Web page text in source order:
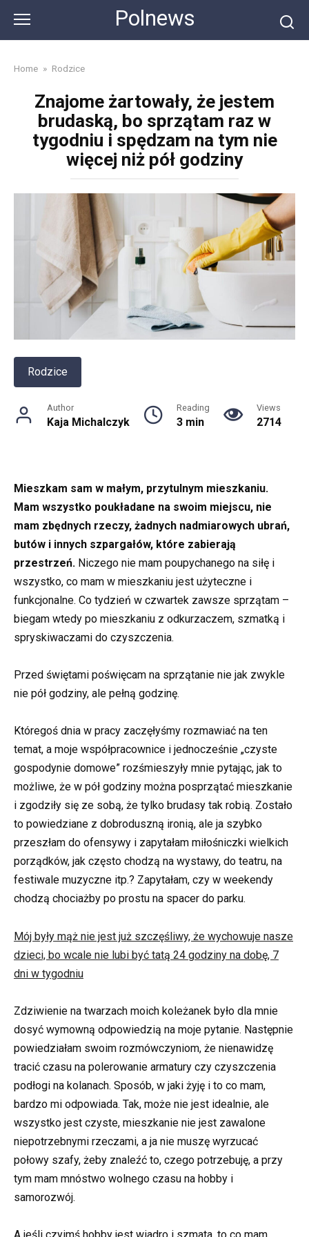
content
Polnews
Home » Rodzice
Znajome żartowały, że jestem
brudaską, bo sprzątam raz w
tygodniu i spędzam na tym nie
więcej niż pół godziny
Rodzice
Author
Kaja Michalczyk
Reading
3 min
Views
2714
Mieszkam sam w małym, przytulnym mieszkaniu.
Mam wszystko poukładane na swoim miejscu, nie
mam zbędnych rzeczy, żadnych nadmiarowych ubrań,
butów i innych szpargałów, które zabierają
przestrzeń. Niczego nie mam poupychanego na siłę i
wszystko, co mam w mieszkaniu jest użyteczne i
funkcjonalne. Co tydzień w czwartek zawsze sprzątam –
biegam wtedy po mieszkaniu z odkurzaczem, szmatką i
spryskiwaczami do czyszczenia.
Przed świętami poświęcam na sprzątanie nie jak zwykle
nie pół godziny, ale pełną godzinę.
Któregoś dnia w pracy zaczęłyśmy rozmawiać na ten
temat, a moje współpracownice i jednocześnie „czyste
gospodynie domowe” rozśmieszyły mnie pytając, jak to
możliwe, że w pół godziny można posprzątać mieszkanie
i zgodziły się ze sobą, że tylko brudasy tak robią. Zostało
to powiedziane z dobroduszną ironią, ale ja szybko
przeszłam do ofensywy i zapytałam miłośniczki wielkich
porządków, jak często chodzą na wystawy, do teatru, na
festiwale muzyczne itp.? Zapytałam, czy w weekendy
chodzą chociażby po prostu na spacer do parku.
Mój były mąż nie jest już szczęśliwy, że wychowuje nasze
dzieci, bo wcale nie lubi być tatą 24 godziny na dobę, 7
dni w tygodniu
Zdziwienie na twarzach moich koleżanek było dla mnie
dosyć wymowną odpowiedzią na moje pytanie. Następnie
powiedziałam swoim rozmówczyniom, że nienawidzę
tracić czasu na polerowanie armatury czy czyszczenia
podłogi na kolanach. Sposób, w jaki żyję i to co mam,
bardzo mi odpowiada. Tak, może nie jest idealnie, ale
wszystko jest czyste, mieszkanie nie jest zawalone
niepotrzebnymi rzeczami, a ja nie muszę wyrzucać
połowy szafy, żeby znaleźć to, czego potrzebuję, a przy
tym mam mnóstwo wolnego czasu na hobby i
samorozwój.